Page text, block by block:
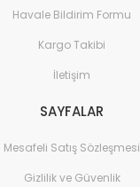
Havale Bildirim Formu
Kargo Takibi
İletişim
SAYFALAR
Mesafeli Satış Sözleşmesi
Gizlilik ve Güvenlik